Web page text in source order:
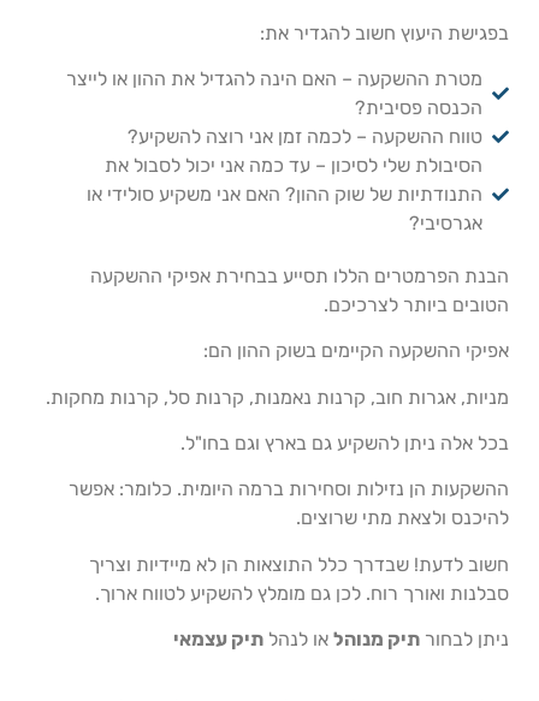
בפגישת היעוץ חשוב להגדיר את:
מטרת ההשקעה – האם הינה להגדיל את ההון או לייצר
הכנסה פסיבית?
טווח ההשקעה – לכמה זמן אני רוצה להשקיע?
הסיבולת שלי לסיכון – עד כמה אני יכול לסבול את
התנודתיות של שוק ההון? האם אני משקיע סולידי או
אגרסיבי?
הבנת הפרמטרים הללו תסייע בבחירת אפיקי ההשקעה
הטובים ביותר לצרכיכם.
אפיקי ההשקעה הקיימים בשוק ההון הם:
מניות, אגרות חוב, קרנות נאמנות, קרנות סל, קרנות מחקות.
בכל אלה ניתן להשקיע גם בארץ וגם בחו"ל.
ההשקעות הן נזילות וסחירות ברמה היומית. כלומר: אפשר
להיכנס ולצאת מתי שרוצים.
חשוב לדעת! שבדרך כלל התוצאות הן לא מיידיות וצריך
סבלנות ואורך רוח. לכן גם מומלץ להשקיע לטווח ארוך.
ניתן לבחור תיק מנוהל או לנהל תיק עצמאי